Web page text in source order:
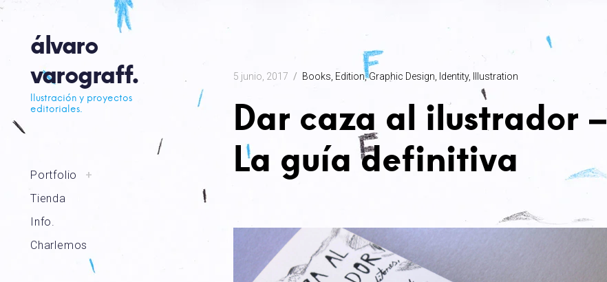
Skip
contentálvaro
varograff.
Ilustración y proyectos
editoriales.
Portfolio toggle
child
+
Tienda
Info.
Charlemos
5 junio, 2017 Books Edition Graphic Design Identity Illustration
Dar caza al ilustrador –
La guía definitiva